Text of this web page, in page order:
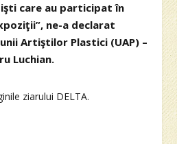
care au participat în
ne-a declarat
Artiştilor Plastici (UAP) –
Luchian.
ziarului DELTA.